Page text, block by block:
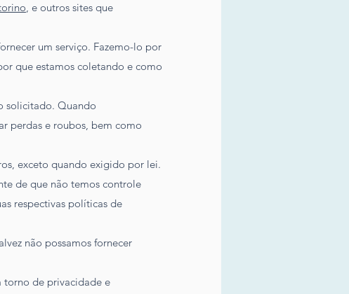
, e outros sites que
um serviço. Fazemo-lo por
que estamos coletando e como
solicitado. Quando
perdas e roubos, bem como
exceto quando exigido por lei.
de que não temos controle
respectivas políticas de
não possamos fornecer
torno de privacidade e